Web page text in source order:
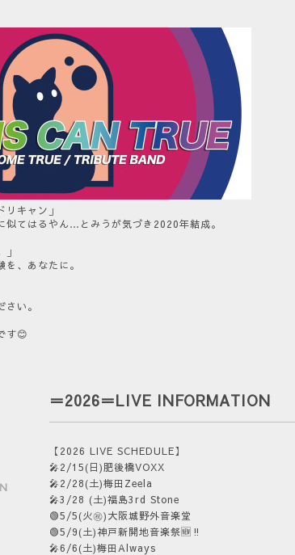
キャン」
似てはるやん…とみうが気づき2020年結成。
、あなたに。
い。
す😊
＝2026＝LIVE INFORMATION
【2026 LIVE SCHEDULE】
🎤2/15(日)肥後橋VOXX
🎤2/28(土)梅田Zeela
🎤3/28 (土)福島3rd Stone
🟢5/5(火㊗️)大阪城野外音楽堂
🟢5/9(土)神戸新開地音楽祭🆕‼️
🎤6/6(土)梅田Always